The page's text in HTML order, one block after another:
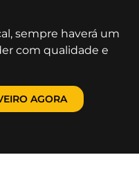
sempre haverá um
com qualidade e
AGORA